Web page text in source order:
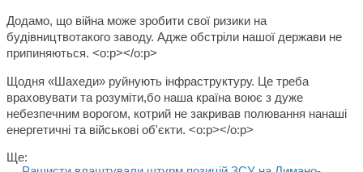
Додамо, що війна може зробити свої ризики на
будівництвотакого заводу. Адже обстріли нашої держави не
припиняються. <o:p></o:p>
Щодня «Шахеди» руйнують інфраструктуру. Це треба
враховувати та розуміти,бо наша країна воює з дуже
небезпечним ворогом, котрий не закривав полювання нанаші
енергетичні та військові об'єкти. <o:p></o:p>
Ще: